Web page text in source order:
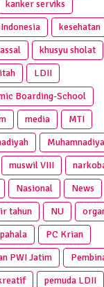
kanker serviks
kesehatan
khusyu sholat
LDII
Boarding-School
media
MTI
muswil VIII
Nasional
News
tahun
NU
pahala
PC Krian
PWI Jatim
pemuda LDII